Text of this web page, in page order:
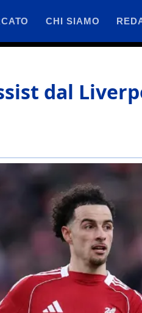
CHI SIAMO
dal